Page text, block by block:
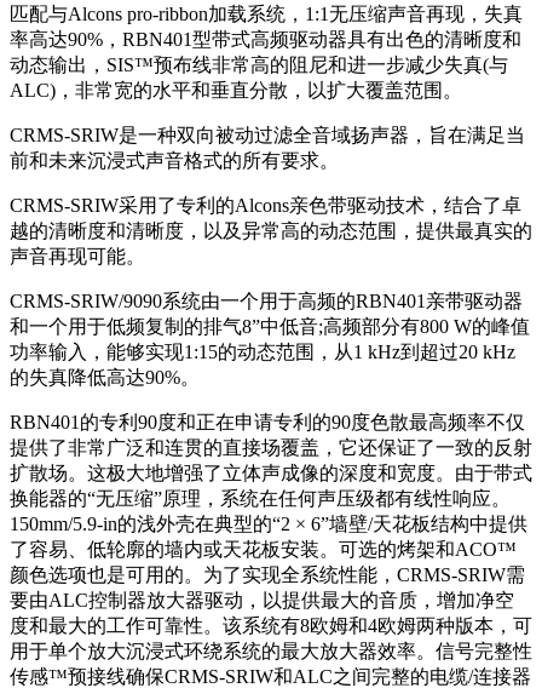
匹配与Alcons pro-ribbon加载系统，1:1无压缩声音再现，失真
率高达90%，RBN401型带式高频驱动器具有出色的清晰度和
动态输出，SIS™预布线非常高的阻尼和进一步减少失真(与
ALC)，非常宽的水平和垂直分散，以扩大覆盖范围。
CRMS-SRIW是一种双向被动过滤全音域扬声器，旨在满足当
前和未来沉浸式声音格式的所有要求。
CRMS-SRIW采用了专利的Alcons亲色带驱动技术，结合了卓
越的清晰度和清晰度，以及异常高的动态范围，提供最真实的
声音再现可能。
CRMS-SRIW/9090系统由一个用于高频的RBN401亲带驱动器
和一个用于低频复制的排气8”中低音;高频部分有800 W的峰值
功率输入，能够实现1:15的动态范围，从1 kHz到超过20 kHz
的失真降低高达90%。
RBN401的专利90度和正在申请专利的90度色散最高频率不仅
提供了非常广泛和连贯的直接场覆盖，它还保证了一致的反射
扩散场。这极大地增强了立体声成像的深度和宽度。由于带式
换能器的“无压缩”原理，系统在任何声压级都有线性响应。
150mm/5.9-in的浅外壳在典型的“2 × 6”墙壁/天花板结构中提供
了容易、低轮廓的墙内或天花板安装。可选的烤架和ACO™
颜色选项也是可用的。为了实现全系统性能，CRMS-SRIW需
要由ALC控制器放大器驱动，以提供最大的音质，增加净空
度和最大的工作可靠性。该系统有8欧姆和4欧姆两种版本，可
用于单个放大沉浸式环绕系统的最大放大器效率。信号完整性
传感™预接线确保CRMS-SRIW和ALC之间完整的电缆/连接器